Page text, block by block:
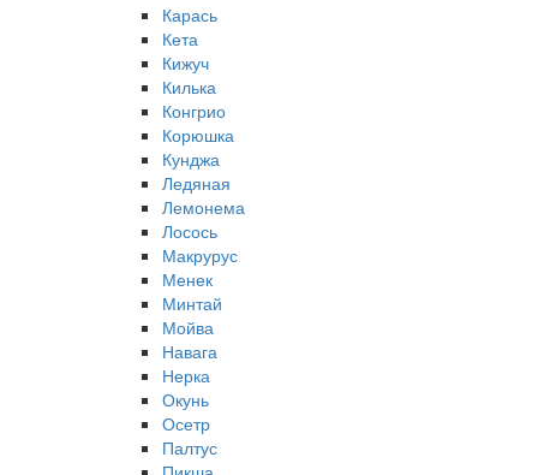
Карась
Кета
Кижуч
Килька
Конгрио
Корюшка
Кунджа
Ледяная
Лемонема
Лосось
Макрурус
Менек
Минтай
Мойва
Навага
Нерка
Окунь
Осетр
Палтус